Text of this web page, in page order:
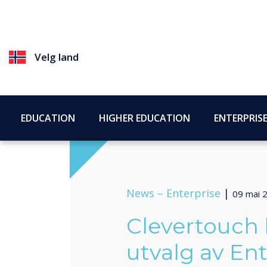
Velg land
EDUCATION HIGHER EDUCATION ENTERPRISE
News – Enterprise | 09 mai
Clevertouch
utvalg av